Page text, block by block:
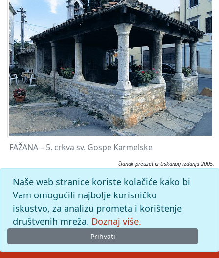
FAŽANA – 5. crkva sv. Gospe Karmelske
članak preuzet iz tiskanog izdanja 2005.
Citiranje:
Fažana.
Istarska enciklopedija (2005), mrežno izdanje.
Leksikografski zavod Miroslav Krleža, 2026. Pristupljeno
8.8.2026. <https://istra.lzmk.hr/clanak/849>.
Naše web stranice koriste kolačiće kako bi
Vam omogućili najbolje korisničko
iskustvo, za analizu prometa i korištenje
društvenih mreža. Doznaj više.
Prihvati
© 2026Leksikografski zavodMiroslav Krleža